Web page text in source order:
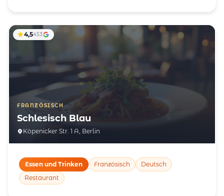
FRANZÖSISCH
Schlesisch Blau
Köpenicker Str. 1 A, Berlin
4,5453
Essen und Trinken Französisch
Deutsch
Restaurant